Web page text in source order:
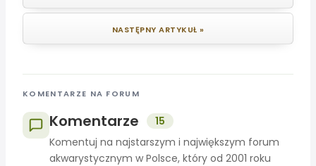
NASTĘPNY ARTYKUŁ »
KOMENTARZE NA FORUM
Komentarze
15
Komentuj na najstarszym i największym forum
akwarystycznym w Polsce, który od 2001 roku